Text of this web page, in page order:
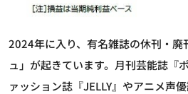
2024年に入り、有名雑誌の休刊・廃
ュ」が起きています。月刊芸能誌『
ァッション誌『JELLY』やアニメ声